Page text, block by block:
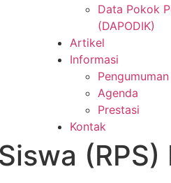
Data Pokok
(DAPODIK)
Artikel
Informasi
Pengumuman
Agenda
Prestasi
Kontak